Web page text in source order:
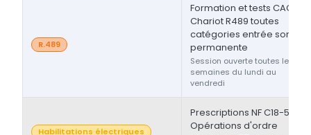
R.489
Formation et tests CACES®
Chariot R489 toutes
catégories entrée sortie
permanente
Session ouverte toutes les
semaines du lundi au
vendredi
Habilitations électriques
Prescriptions NF C18-510 -
Opérations d'ordre